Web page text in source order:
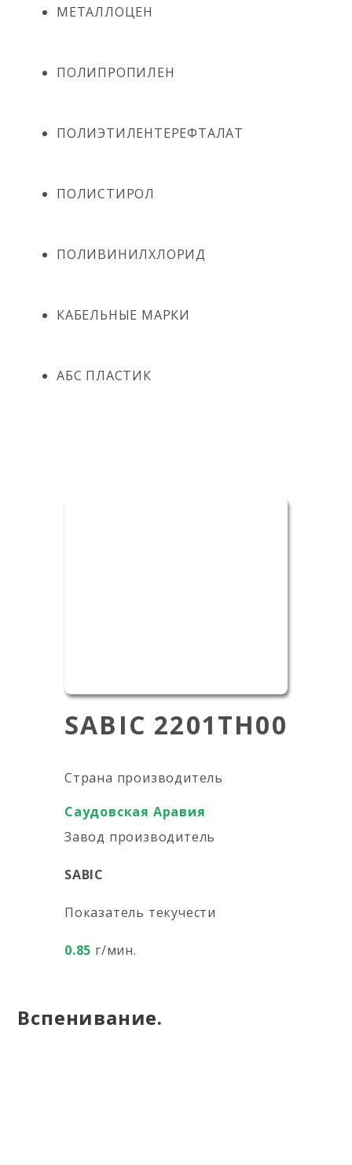
МЕТАЛЛОЦЕН
ПОЛИПРОПИЛЕН
ПОЛИЭТИЛЕНТЕРЕФТАЛАТ
ПОЛИСТИРОЛ
ПОЛИВИНИЛХЛОРИД
КАБЕЛЬНЫЕ МАРКИ
АБС ПЛАСТИК
SABIC 2201TH00
Страна производитель
Саудовская Аравия
Завод производитель
SABIC
Показатель текучести
0.85 г/мин.
Вспенивание.